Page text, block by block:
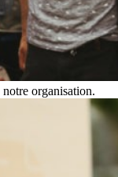
organisation.